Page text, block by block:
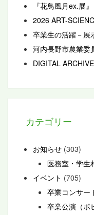
『花鳥風月ex.展』
2026 ART-
卒業生の活躍－展
河内長野市農業委
DIGITAL ARCHIVE
カテゴリー
お知らせ (303)
医務室・学生
イベント (705)
卒業コンサー
卒業公演（ポ